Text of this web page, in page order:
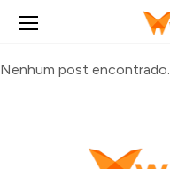
Abrir menu
Nenhum post encontrado.